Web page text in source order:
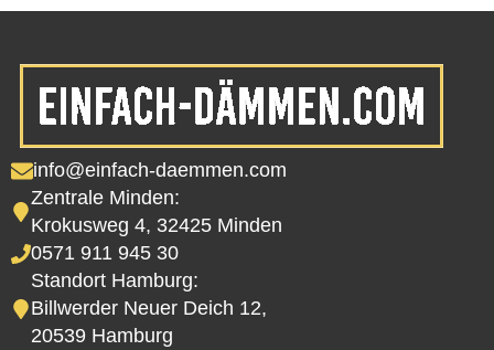
info@einfach-daemmen.com
Zentrale Minden:
Krokusweg 4, 32425 Minden
0571 911 945 30
Standort Hamburg:
Billwerder Neuer Deich 12,
20539 Hamburg